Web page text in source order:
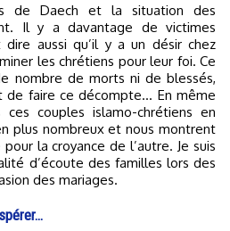
de Daech et la situation des
Il y a davantage de victimes
dire aussi qu’il y a un désir chez
les chrétiens pour leur foi. Ce
nombre de morts ni de blessés,
de faire ce décompte… En même
couples islamo-chrétiens en
plus nombreux et nous montrent
la croyance de l’autre. Je suis
d’écoute des familles lors des
des mariages.